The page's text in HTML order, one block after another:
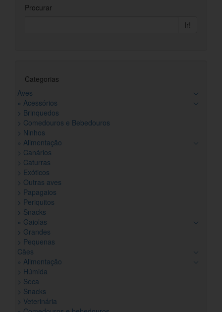
Procurar
Ir!
Categorias
Aves
» Acessórios
> Brinquedos
> Comedouros e Bebedouros
> Ninhos
» Alimentação
> Canários
> Caturras
> Exóticos
> Outras aves
> Papagaios
> Periquitos
> Snacks
» Gaiolas
> Grandes
> Pequenas
Cães
» Alimentação
> Húmida
> Seca
> Snacks
> Veterinária